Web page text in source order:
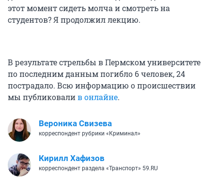
этот момент сидеть молча и смотреть на
студентов? Я продолжил лекцию.
В результате стрельбы в Пермском университете
по последним данным погибло 6 человек, 24
пострадало. Всю информацию о происшествии
мы публиковалив онлайне.
Вероника Свизева
корреспондент рубрики «Криминал»
Кирилл Хафизов
корреспондент раздела «Транспорт» 59.RU